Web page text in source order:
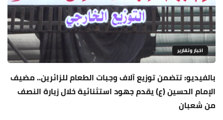
اخبار وتقارير
بالفيديو: تتضمن توزيع آلاف وجبات الطعام للزائرين.. مضيف
الإمام الحسين (ع) يقدم جهود استثنائية خلال زيارة النصف
من شعبان